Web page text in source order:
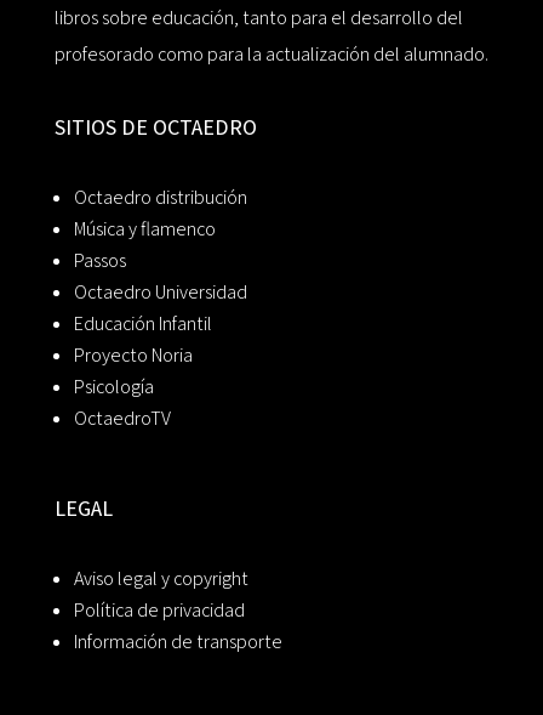
libros sobre educación, tanto para el desarrollo del
profesorado como para la actualización del alumnado.
SITIOS DE OCTAEDRO
Octaedro distribución
Música y flamenco
Passos
Octaedro Universidad
Educación Infantil
Proyecto Noria
Psicología
OctaedroTV
LEGAL
Aviso legal y copyright
Política de privacidad
Información de transporte